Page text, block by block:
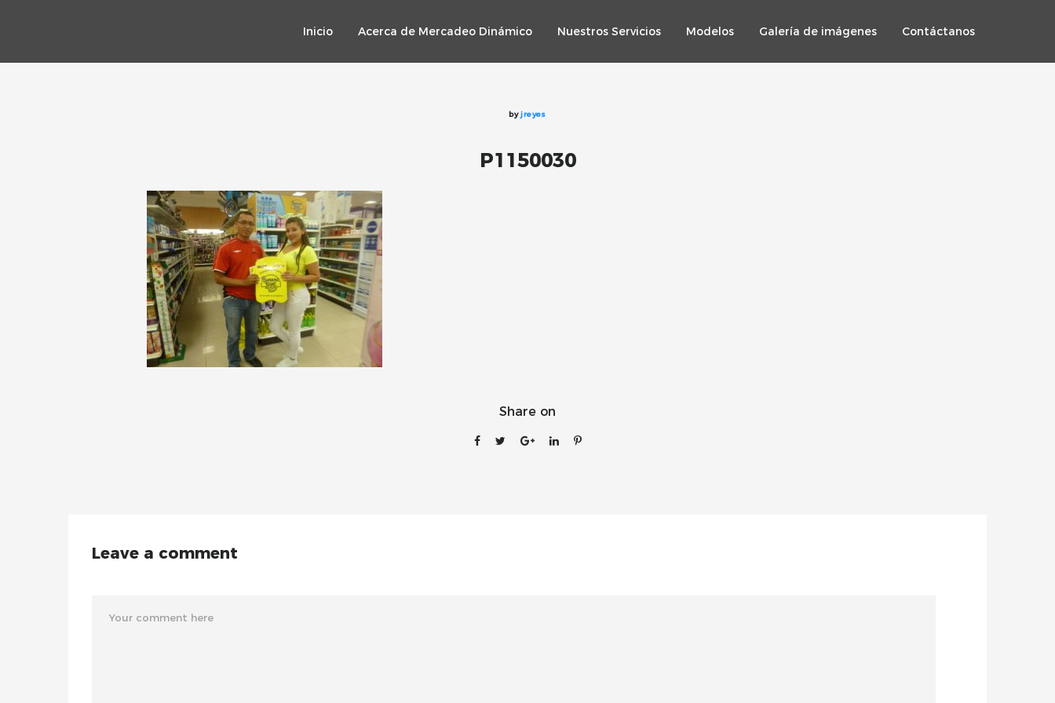
Inicio Acerca de Mercadeo Dinámico Nuestros Servicios Modelos Galería de imágenes Contáctanos
byjreyes
P1150030
Share on
Leave a comment